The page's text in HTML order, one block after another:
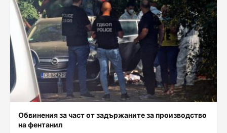
Обвинения за част от задържаните за производство
на фентанил